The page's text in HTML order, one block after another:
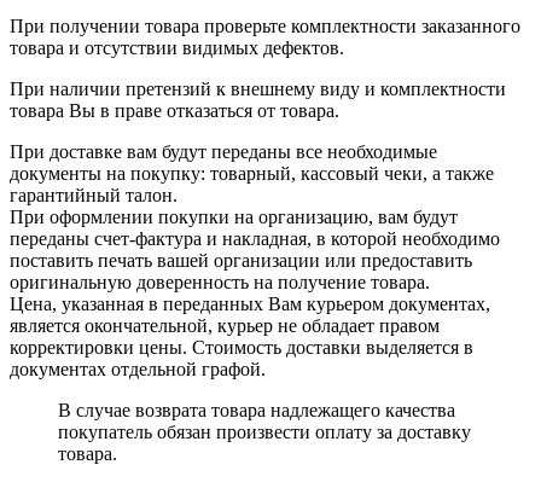
При получении товара проверьте комплектности заказанного
товара и отсутствии видимых дефектов.
При наличии претензий к внешнему виду и комплектности
товара Вы в праве отказаться от товара.
При доставке вам будут переданы все необходимые
документы на покупку: товарный, кассовый чеки, а также
гарантийный талон.
При оформлении покупки на организацию, вам будут
переданы счет-фактура и накладная, в которой необходимо
поставить печать вашей организации или предоставить
оригинальную доверенность на получение товара.
Цена, указанная в переданных Вам курьером документах,
является окончательной, курьер не обладает правом
корректировки цены. Стоимость доставки выделяется в
документах отдельной графой.
В случае возврата товара надлежащего качества
покупатель обязан произвести оплату за доставку
товара.